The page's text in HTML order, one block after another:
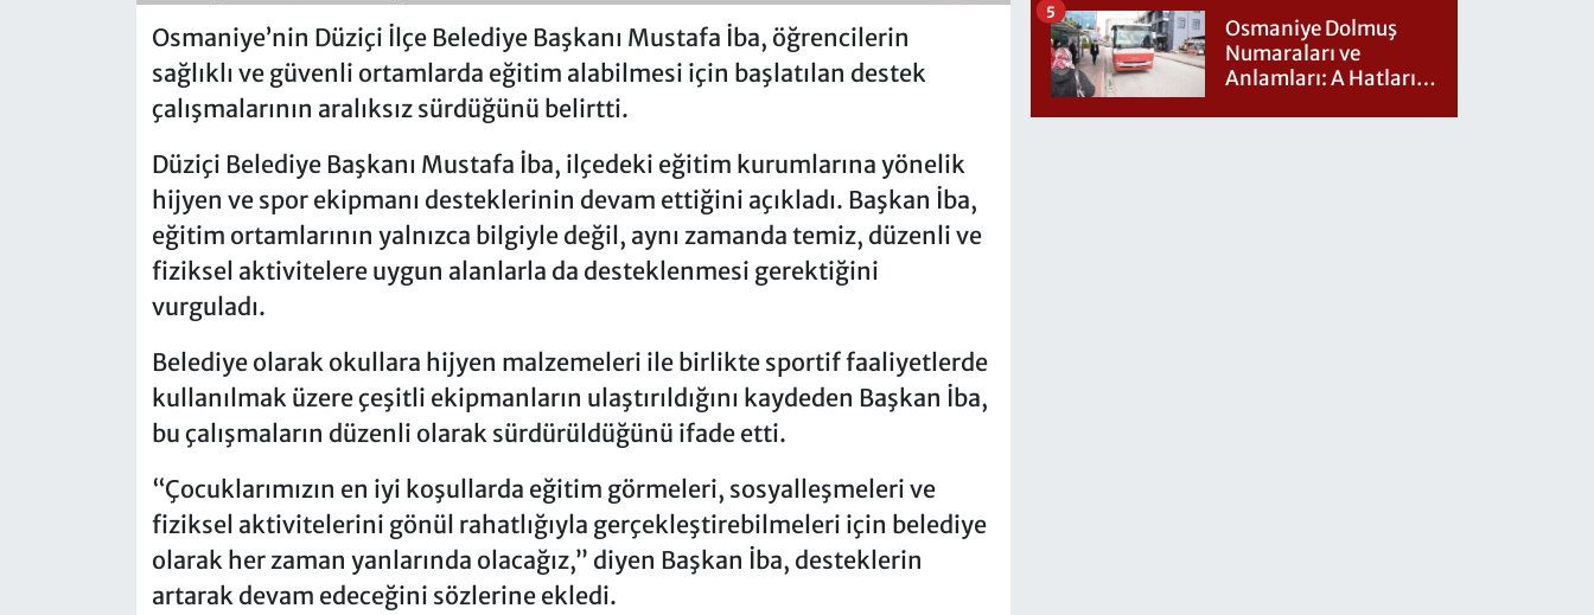
Osmaniye’nin Düziçi İlçe Belediye Başkanı Mustafa İba, öğrencilerin
sağlıklı ve güvenli ortamlarda eğitim alabilmesi için başlatılan destek
çalışmalarının aralıksız sürdüğünü belirtti.
Düziçi Belediye Başkanı Mustafa İba, ilçedeki eğitim kurumlarına yönelik
hijyen ve spor ekipmanı desteklerinin devam ettiğini açıkladı. Başkan İba,
eğitim ortamlarının yalnızca bilgiyle değil, aynı zamanda temiz, düzenli ve
fiziksel aktivitelere uygun alanlarla da desteklenmesi gerektiğini
vurguladı.
Belediye olarak okullara hijyen malzemeleri ile birlikte sportif faaliyetlerde
kullanılmak üzere çeşitli ekipmanların ulaştırıldığını kaydeden Başkan İba,
bu çalışmaların düzenli olarak sürdürüldüğünü ifade etti.
“Çocuklarımızın en iyi koşullarda eğitim görmeleri, sosyalleşmeleri ve
fiziksel aktivitelerini gönül rahatlığıyla gerçekleştirebilmeleri için belediye
olarak her zaman yanlarında olacağız,” diyen Başkan İba, desteklerin
artarak devam edeceğini sözlerine ekledi.
Osmaniye Dolmuş
Numaraları ve
Anlamları: A Hatları
5